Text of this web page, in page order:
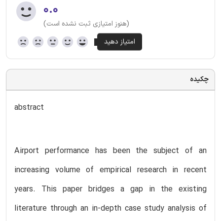
۰.۰
(هنوز امتیازی ثبت نشده است)
چکیده
abstract
Airport performance has been the subject of an
increasing volume of empirical research in recent
years. This paper bridges a gap in the existing
literature through an in-depth case study analysis of